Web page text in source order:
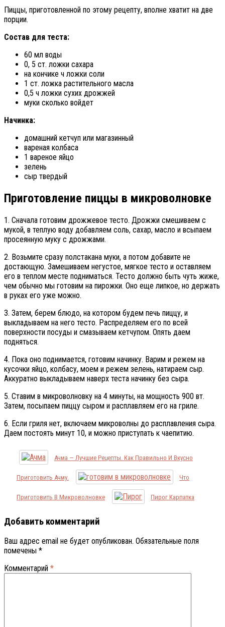
Пиццы, приготовленной по этому рецепту, вполне хватит на две
порции.
Состав для теста:
60 мл воды
0, 5 ст. ложки сахара
на кончике ч ложки соли
1 ст. ложка растительного масла
0,5 ч ложки сухих дрожжей
муки сколько войдет
Начинка:
домашний кетчуп или магазинный
вареная колбаса
1 вареное яйцо
зелень
сыр твердый
Приготовление пиццы в микроволновке
1. Сначала готовим дрожжевое тесто. Дрожжи смешиваем с
мукой, в теплую воду добавляем соль, сахар, масло и всыпаем
просеянную муку с дрожжами.
2. Возьмите сразу полстакана муки, а потом добавите не
достающую. Замешиваем негустое, мягкое тесто и оставляем
его в теплом месте подниматься. Тесто должно быть чуть жиже,
чем обычно мы готовим на пирожки. Оно еще липкое, но держать
в руках его уже можно.
3. Затем, берем блюдо, на котором будем печь пиццу, и
выкладываем на него тесто. Распределяем его по всей
поверхности посуды и смазываем кетчупом. Опять даем
подняться.
4. Пока оно поднимается, готовим начинку. Варим и режем на
кусочки яйцо, колбасу, моем и режем зелень, натираем сыр.
Аккуратно выкладываем наверх теста начинку без сыра.
5. Ставим в микроволновку на 4 минуты, на мощность 900 вт.
Затем, посыпаем пиццу сыром и расплавляем его на гриле.
6. Если гриля нет, включаем микроволны до расплавления сыра.
Даем постоять минут 10, и можно приступать к чаепитию.
Ачма — Лучшие Рецепты. Как Правильно И Вкусно
Приготовить Ачму. Что
Приготовить В Микроволновке Пирог Карпатка
Добавить комментарий
Ваш адрес email не будет опубликован. Обязательные поля
помечены *
Комментарий *